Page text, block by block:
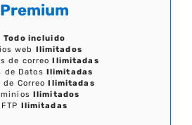
Premium
Todo incluido
web Ilimitados
de correoIlimitadas
de Datos Ilimitadas
de CorreoIlimitadas
Ilimitados
FTP Ilimitadas